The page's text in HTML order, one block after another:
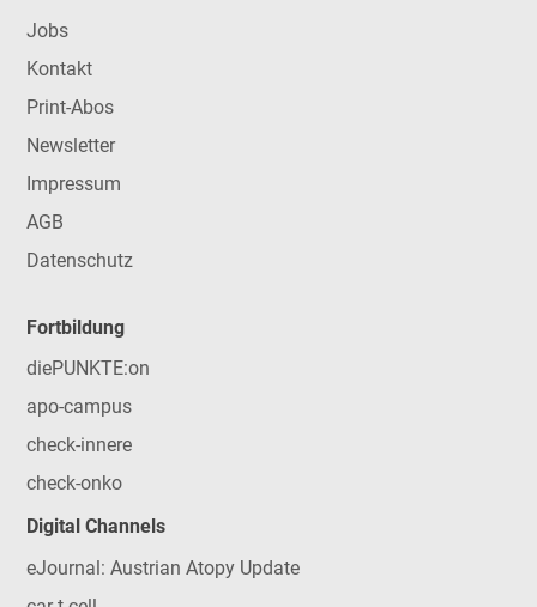
Jobs
Kontakt
Print-Abos
Newsletter
Impressum
AGB
Datenschutz
Fortbildung
diePUNKTE:on
apo-campus
check-innere
check-onko
Digital Channels
eJournal: Austrian Atopy Update